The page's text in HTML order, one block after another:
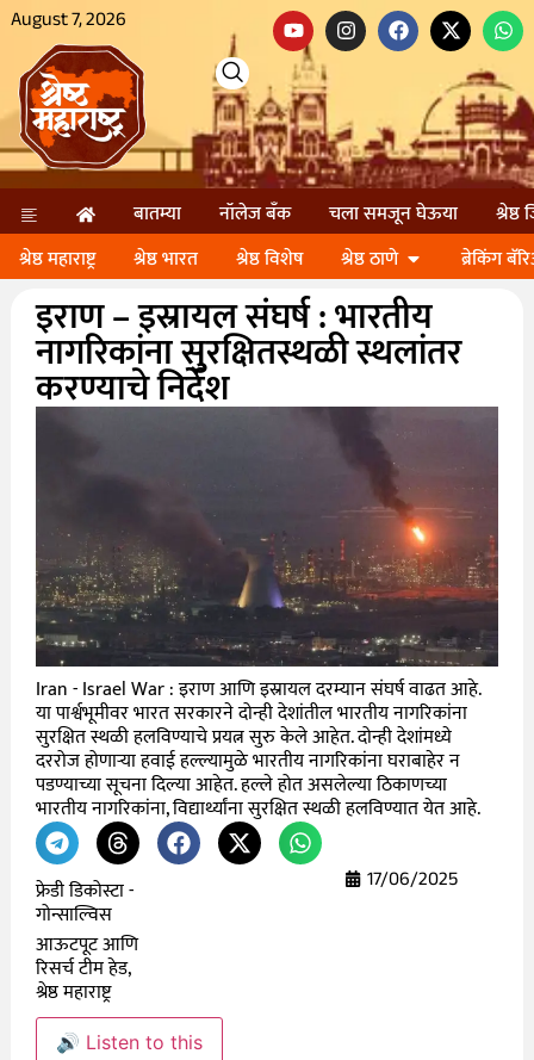
August 7, 2026
बातम्या नॉलेज बॅंक चला समजून घेऊया
श्रेष्ठ
श्रेष्ठ महाराष्ट्र
श्रेष्ठ भारत श्रेष्ठ विशेष श्रेष्ठ ठाणे ब्रेकिंग
इराण – इस्रायल संघर्ष : भारतीय
नागरिकांना सुरक्षितस्थळी स्थलांतर
करण्याचे निर्देश
Iran - Israel War : इराण आणि इस्रायल दरम्यान संघर्ष वाढत आहे.
या पार्श्वभूमीवर भारत सरकारने दोन्ही देशांतील भारतीय नागरिकांना
सुरक्षित स्थळी हलविण्याचे प्रयत्न सुरु केले आहेत. दोन्ही देशांमध्ये
दररोज होणाऱ्या हवाई हल्ल्यामुळे भारतीय नागरिकांना घराबाहेर न
पडण्याच्या सूचना दिल्या आहेत. हल्ले होत असलेल्या ठिकाणच्या
भारतीय नागरिकांना, विद्यार्थ्यांना सुरक्षित स्थळी हलविण्यात येत आहे.
फ्रेडी डिकोस्टा -
गोन्साल्विस
आऊटपूट आणि
रिसर्च टीम हेड,
श्रेष्ठ महाराष्ट्र
17/06/2025
🔊 Listen to this